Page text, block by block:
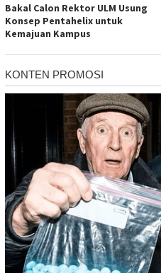
Bakal Calon Rektor ULM Usung
Konsep Pentahelix untuk
Kemajuan Kampus